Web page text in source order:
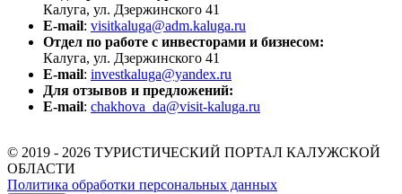
Калуга, ул. Дзержинского 41
E-mail: visitkaluga@adm.kaluga.ru
Отдел по работе с инвесторами и бизнесом:
Калуга, ул. Дзержинского 41
E-mail: investkaluga@yandex.ru
Для отзывов и предложений:
E-mail: chakhova_da@visit-kaluga.ru
© 2019 - 2026 ТУРИСТИЧЕСКИЙ ПОРТАЛ КАЛУЖСКОЙ
ОБЛАСТИ
Политика обработки персональных данных